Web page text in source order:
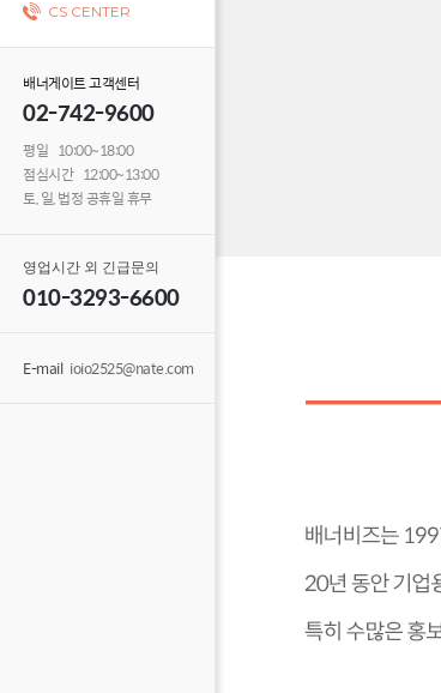
CS CENTER
배너게이트 고객센터
02-742-9600
평일 10:00~18:00
점심시간 12:00~13:00
토, 일, 법정 공휴일 휴무
영업시간 외 긴급문의
010-3293-6600
E-mail ioio2525@nate.com